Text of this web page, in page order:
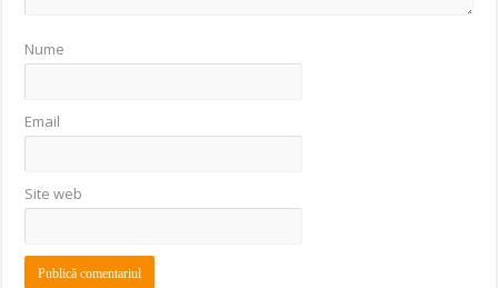
Nume
Email
Site web